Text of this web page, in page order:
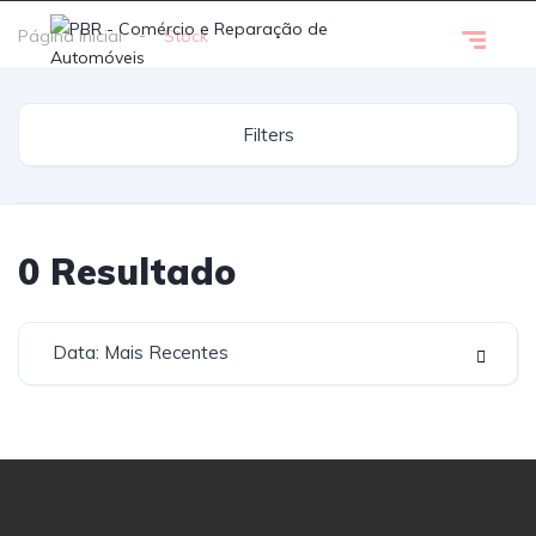
Página Inicial Stock
Filters
0 Resultado
Data: Mais Recentes